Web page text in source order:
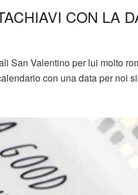
CON LA
San Valentino per lui molto
con una data per noi